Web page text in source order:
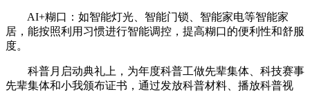
AI+糊口：如智能灯光、智能门锁、智能家电等智能家
居，能按照利用习惯进行智能调控，提高糊口的便利性和舒服
度。
科普月启动典礼上，为年度科普工做先辈集体、科技赛事
先辈集体和小我颁布证书，通过发放科普材料、播放科普视